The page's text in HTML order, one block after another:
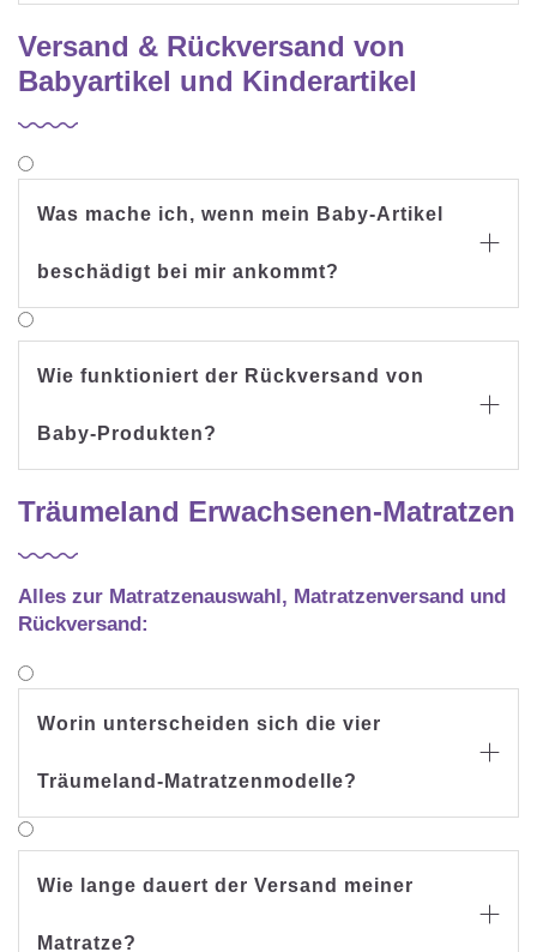
Versand & Rückversand von
Babyartikel und Kinderartikel
Was mache ich, wenn mein Baby-Artikel
beschädigt bei mir ankommt?

Wie funktioniert der Rückversand von
Baby-Produkten?

Träumeland Erwachsenen-Matratzen
Alles zur Matratzenauswahl, Matratzenversand und
Rückversand:
Worin unterscheiden sich die vier
Träumeland-Matratzenmodelle?

Wie lange dauert der Versand meiner
Matratze?
